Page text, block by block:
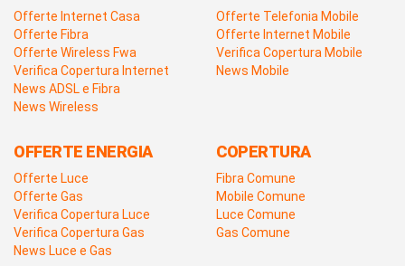
Offerte Internet Casa
Offerte Fibra
Offerte Wireless Fwa
Verifica Copertura Internet
News ADSL e Fibra
News Wireless
Offerte Telefonia Mobile
Offerte Internet Mobile
Verifica Copertura Mobile
News Mobile
OFFERTE ENERGIA
Offerte Luce
Offerte Gas
Verifica Copertura Luce
Verifica Copertura Gas
News Luce e Gas
COPERTURA
Fibra Comune
Mobile Comune
Luce Comune
Gas Comune